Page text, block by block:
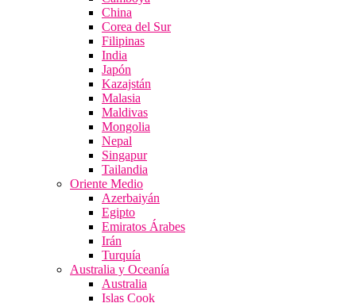
China
Corea del Sur
Filipinas
India
Japón
Kazajstán
Malasia
Maldivas
Mongolia
Nepal
Singapur
Tailandia
Oriente Medio
Azerbaiyán
Egipto
Emiratos Árabes
Irán
Turquía
Australia y Oceanía
Australia
Islas Cook